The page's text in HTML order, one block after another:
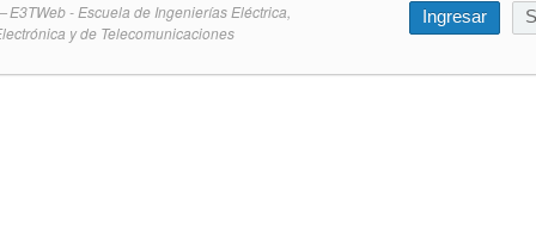
E3TWeb - Escuela de Ingenierías Eléctrica,
y de Telecomunicaciones
Ingresar